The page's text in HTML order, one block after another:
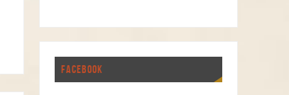
FACEBOOK